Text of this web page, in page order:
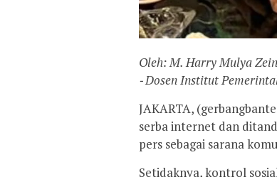
Oleh: M. Harry Mulya Zein
⁃ Dosen Institut
JAKARTA,
serba internet dan
pers sebagai sarana
Setidaknya, kontrol